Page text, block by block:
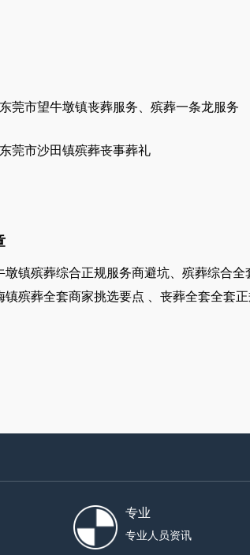
东莞市望牛墩镇丧葬服务、殡葬一条龙服务
东莞市沙田镇殡葬丧事葬礼
墩镇殡葬综合正规服务商避坑、殡葬综合全
镇殡葬全套商家挑选要点 、丧葬全套全套
专业
专业人员资讯